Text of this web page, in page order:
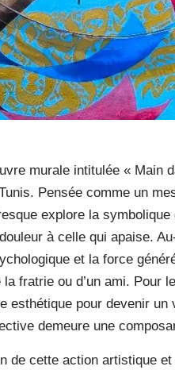
murale intitulée « Main
Pensée comme un
explore la
à celle qui apaise.
et la force
la fratrie ou d’un ami.
esthétique pour devenir
demeure une
de cette action artistique